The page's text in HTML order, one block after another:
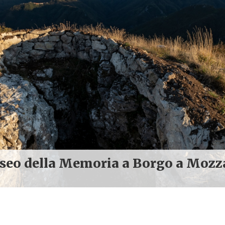
della Memoria a Borgo a